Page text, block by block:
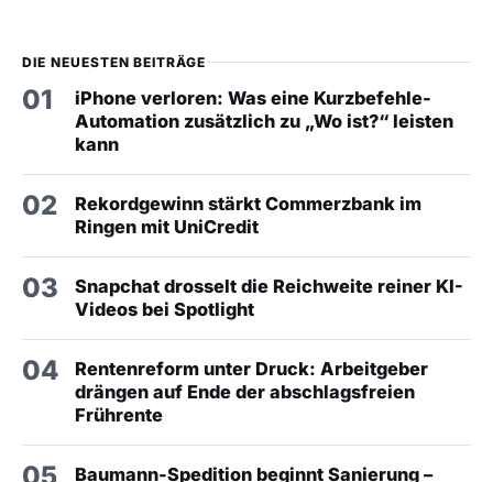
DIE NEUESTEN BEITRÄGE
01
iPhone verloren: Was eine Kurzbefehle-
Automation zusätzlich zu „Wo ist?“ leisten
kann
02
Rekordgewinn stärkt Commerzbank im
Ringen mit UniCredit
03
Snapchat drosselt die Reichweite reiner KI-
Videos bei Spotlight
04
Rentenreform unter Druck: Arbeitgeber
drängen auf Ende der abschlagsfreien
Frührente
Baumann-Spedition beginnt Sanierung –